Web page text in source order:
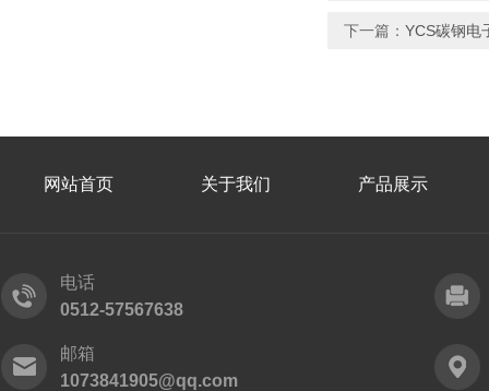
下一篇： YCS碳钢电
网站首页 关于我们 产品展示
电话
0512-57567638
邮箱
1073841905@qq.com